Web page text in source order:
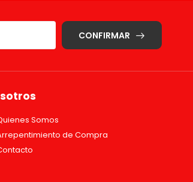
CONFIRMAR
Somos
de Compra